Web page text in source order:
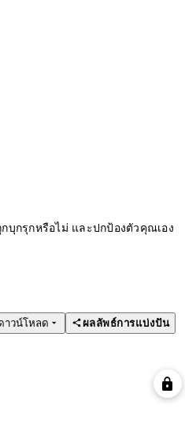
บุกรุกหรือไม่ และปกป้องตัวคุณเอง
าวน์โหลด ผลลัพธ์การแบ่งปัน